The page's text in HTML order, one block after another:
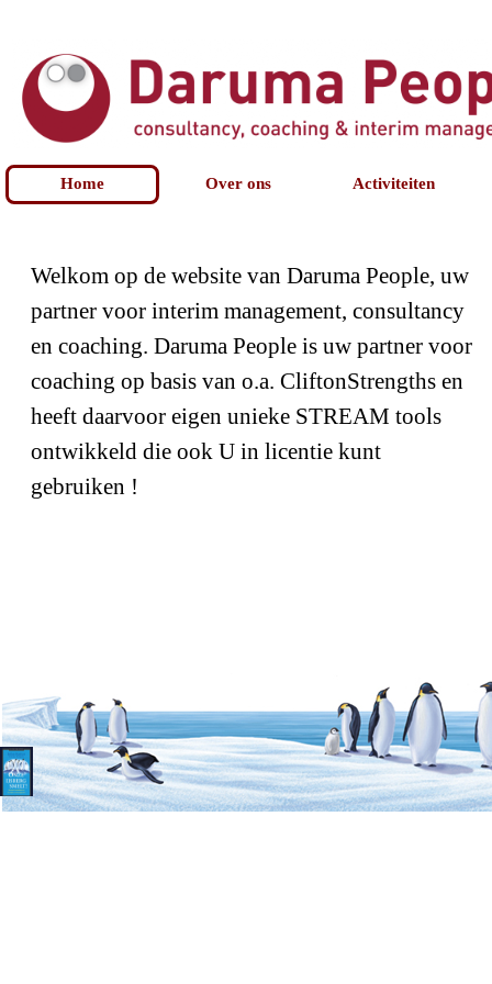
Home Over ons Activiteiten
Welkom op de website van Daruma People, uw
partner voor interim management, consultancy
en coaching. Daruma People is uw partner voor
coaching op basis van o.a. CliftonStrengths en
heeft daarvoor eigen unieke STREAM tools
ontwikkeld die ook U in licentie kunt
gebruiken !